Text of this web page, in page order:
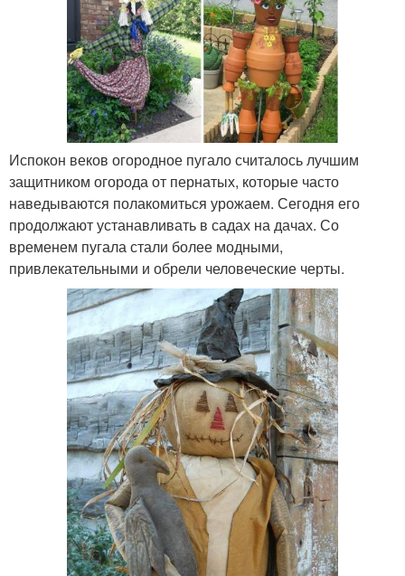
Испокон веков огородное пугало считалось лучшим
защитником огорода от пернатых, которые часто
наведываются полакомиться урожаем. Сегодня его
продолжают устанавливать в садах на дачах. Со
временем пугала стали более модными,
привлекательными и обрели человеческие черты.